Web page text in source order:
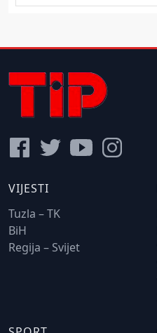
VIJESTI
Tuzla – TK
BiH
Regija – Svijet